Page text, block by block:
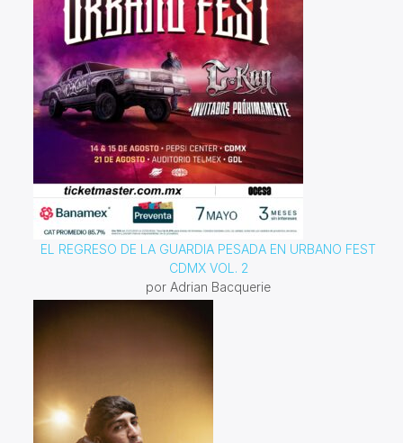
EL REGRESO DE LA GUARDIA PESADA EN URBANO FEST
CDMX VOL. 2
por Adrian Bacquerie